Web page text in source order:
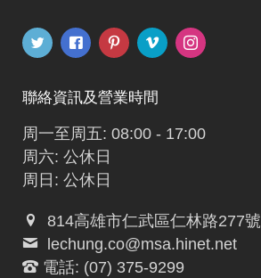
聯絡資訊及營業時間
周一至周五: 08:00 - 17:00
周六: 公休日
周日: 公休日
814高雄市仁武區仁林路277號
lechung.co@msa.hinet.net
電話: (07) 375-9299